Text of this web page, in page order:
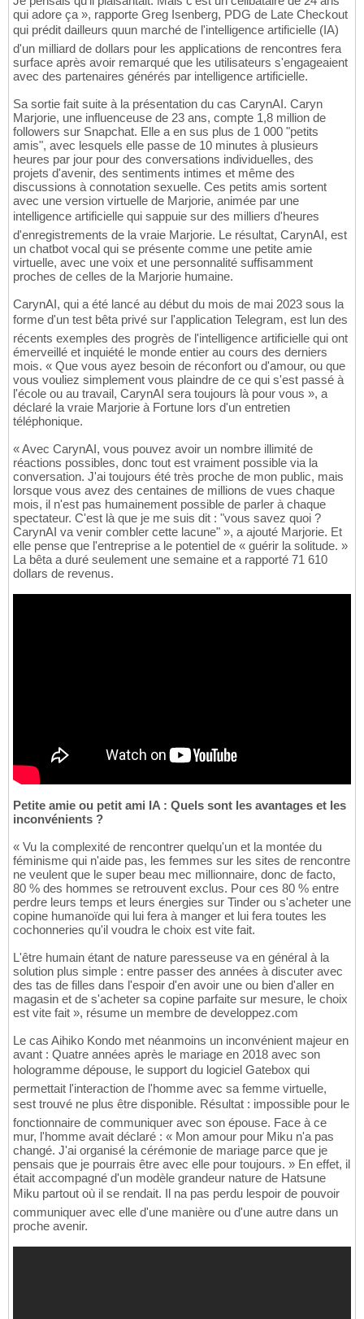
qui adore ça », rapporte Greg Isenberg, PDG de Late Checkout
qui prédit dailleurs quun marché de l'intelligence artificielle (IA)
d'un milliard de dollars pour les applications de rencontres fera
surface après avoir remarqué que les utilisateurs s'engageaient
avec des partenaires générés par intelligence artificielle.
Sa sortie fait suite à la présentation du cas CarynAI. Caryn
Marjorie, une influenceuse de 23 ans, compte 1,8 million de
followers sur Snapchat. Elle a en sus plus de 1 000 "petits
amis", avec lesquels elle passe de 10 minutes à plusieurs
heures par jour pour des conversations individuelles, des
projets d'avenir, des sentiments intimes et même des
discussions à connotation sexuelle. Ces petits amis sortent
avec une version virtuelle de Marjorie, animée par une
intelligence artificielle qui sappuie sur des milliers d'heures
d'enregistrements de la vraie Marjorie. Le résultat, CarynAI, est
un chatbot vocal qui se présente comme une petite amie
virtuelle, avec une voix et une personnalité suffisamment
proches de celles de la Marjorie humaine.
CarynAI, qui a été lancé au début du mois de mai 2023 sous la
forme d'un test bêta privé sur l'application Telegram, est lun des
récents exemples des progrès de l'intelligence artificielle qui ont
émerveillé et inquiété le monde entier au cours des derniers
mois. « Que vous ayez besoin de réconfort ou d'amour, ou que
vous vouliez simplement vous plaindre de ce qui s'est passé à
l'école ou au travail, CarynAI sera toujours là pour vous », a
déclaré la vraie Marjorie à Fortune lors d'un entretien
téléphonique.
« Avec CarynAI, vous pouvez avoir un nombre illimité de
réactions possibles, donc tout est vraiment possible via la
conversation. J'ai toujours été très proche de mon public, mais
lorsque vous avez des centaines de millions de vues chaque
mois, il n'est pas humainement possible de parler à chaque
spectateur. C'est là que je me suis dit : "vous savez quoi ?
CarynAI va venir combler cette lacune" », a ajouté Marjorie. Et
elle pense que l'entreprise a le potentiel de « guérir la solitude. »
La bêta a duré seulement une semaine et a rapporté 71 610
dollars de revenus.
Petite amie ou petit ami IA : Quels sont les avantages et les
inconvénients ?
« Vu la complexité de rencontrer quelqu'un et la montée du
féminisme qui n'aide pas, les femmes sur les sites de rencontre
ne veulent que le super beau mec millionnaire, donc de facto,
80 % des hommes se retrouvent exclus. Pour ces 80 % entre
perdre leurs temps et leurs énergies sur Tinder ou s'acheter une
copine humanoïde qui lui fera à manger et lui fera toutes les
cochonneries qu'il voudra le choix est vite fait.
L'être humain étant de nature paresseuse va en général à la
solution plus simple : entre passer des années à discuter avec
des tas de filles dans l'espoir d'en avoir une ou bien d'aller en
magasin et de s'acheter sa copine parfaite sur mesure, le choix
est vite fait », résume un membre de developpez.com
Le cas Aihiko Kondo met néanmoins un inconvénient majeur en
avant : Quatre années après le mariage en 2018 avec son
hologramme dépouse, le support du logiciel Gatebox qui
permettait l'interaction de l'homme avec sa femme virtuelle,
sest trouvé ne plus être disponible. Résultat : impossible pour le
fonctionnaire de communiquer avec son épouse. Face à ce
mur, l'homme avait déclaré : « Mon amour pour Miku n'a pas
changé. J'ai organisé la cérémonie de mariage parce que je
pensais que je pourrais être avec elle pour toujours. » En effet, il
était accompagné d'un modèle grandeur nature de Hatsune
Miku partout où il se rendait. Il na pas perdu lespoir de pouvoir
communiquer avec elle d'une manière ou d'une autre dans un
proche avenir.